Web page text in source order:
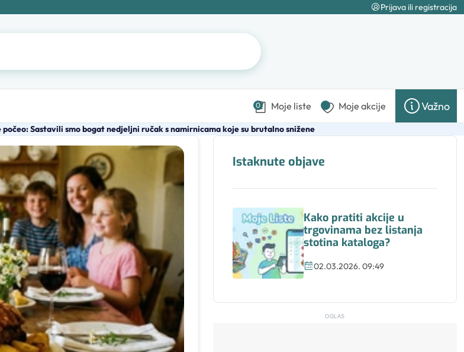
Prijava ili registracija
0 Moje liste Moje akcije Važno
počeo: Sastavili smo bogat nedjeljni ručak s namirnicama koje su brutalno snižene
Istaknute objave
Kako pratiti akcije u
trgovinama bez listanja
stotina kataloga?
02.03.2026. 09:49
OGLAS